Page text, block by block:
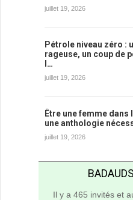
juillet 19, 2026
Pétrole niveau zéro :
rageuse, un coup de
l…
juillet 19, 2026
Être une femme
une anthologie
juillet 19, 2026
Il y a 465 invités et